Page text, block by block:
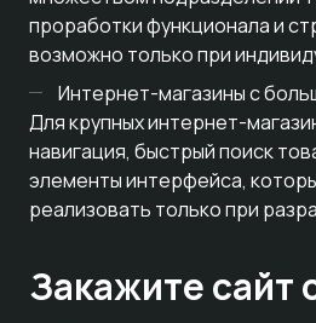
проработки функционала и
возможно только при
Интернет-магазины с
Для крупных интернет-
навигация, быстрый поиск
элементы интерфейса,
реализовать только при
Закажите сайт